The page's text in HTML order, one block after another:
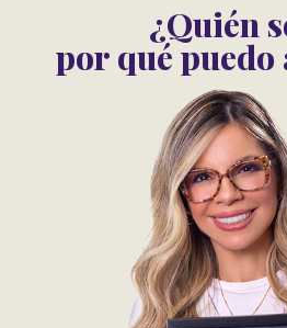
¿Quién
por qué puedo